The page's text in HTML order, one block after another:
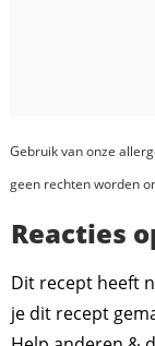
Gebruik van onze
geen rechten worden
Reacties
Dit recept heeft
je dit recept